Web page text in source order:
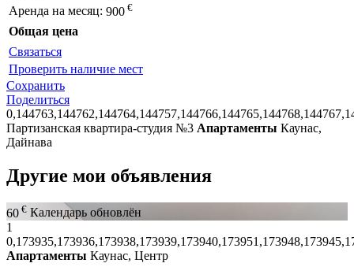
Аренда на месяц: 900 €
Общая цена
Связаться
Проверить наличие мест
Сохранить
Поделиться
Партизанская квартира-студия №3 Апартаменты Каунас,
Дайнава
Другие мои объявления
60 € Календарь обновлён
1
Апартаменты Каунас, Центр